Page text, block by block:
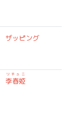
ザッピング
李春姫
リチュニ